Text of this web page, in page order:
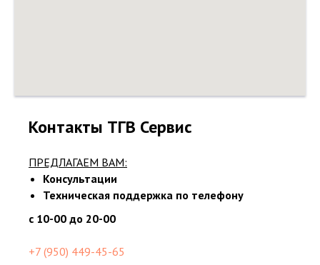
Контакты ТГВ Сервис
ПРЕДЛАГАЕМ ВАМ:
Консультации
Техническая поддержка по телефону
с 10-00 до 20-00
+7 (950) 449-45-65